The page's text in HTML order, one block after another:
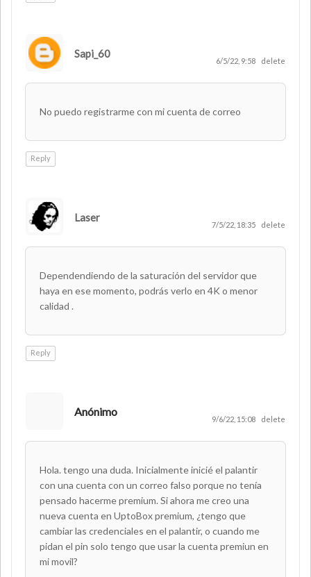
Sapi_60
6/5/22, 9:58 delete
No puedo registrarme con mi cuenta de correo
Reply
Laser
7/5/22, 18:35 delete
Dependendiendo de la saturación del servidor que
haya en ese momento, podrás verlo en 4K o menor
calidad .
Reply
Anónimo
9/6/22, 15:08 delete
Hola. tengo una duda. Inicialmente inicié el palantir
con una cuenta con un correo falso porque no tenía
pensado hacerme premium. Si ahora me creo una
nueva cuenta en UptoBox premium, ¿tengo que
cambiar las credenciales en el palantir, o cuando me
pidan el pin solo tengo que usar la cuenta premiun en
mi movil?